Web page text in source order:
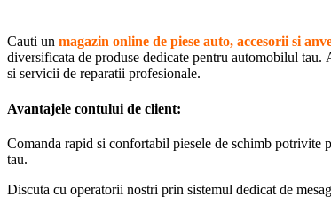
Cauti un magazin online de piese auto, accesorii si
diversificata de produse dedicate pentru automobilul tau.
si servicii de reparatii profesionale.
Avantajele contului de client:
Comanda rapid si confortabil piesele de schimb potrivite
tau.
Discuta cu operatorii nostri prin sistemul dedicat de